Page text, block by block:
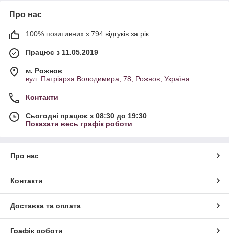
Про нас
100% позитивних з 794 відгуків за рік
Працює з 11.05.2019
м. Рожнов
вул. Патріарха Володимира, 78, Рожнов, Україна
Контакти
Сьогодні працює з 08:30 до 19:30
Показати весь графік роботи
Про нас
Контакти
Доставка та оплата
Графік роботи